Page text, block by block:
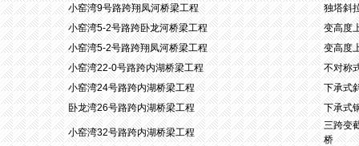
小窑湾9号路跨翔凤河桥梁工程
独塔斜
小窑湾5-2号路跨卧龙河桥梁工程
变高度
小窑湾5-2号路跨翔凤河桥梁工程
变高度
小窑湾22-0号路跨内湖桥梁工程
不对称
小窑湾24号路跨内湖桥梁工程
下承式
卧龙湾26号路跨内湖桥梁工程
下承式
小窑湾32号路跨内湖桥梁工程
三跨变
桥